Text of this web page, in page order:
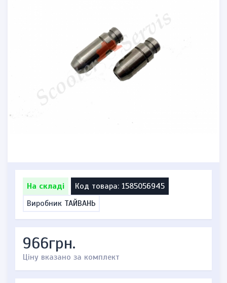
На складі
Код товара: 1585056945
Виробник ТАЙВАНЬ
966грн.
Ціну вказано за комплект